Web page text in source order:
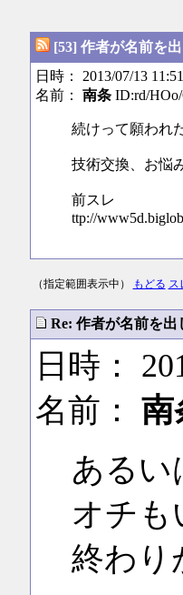
[53] 作者が名前を
日時： 2013/07/13 11:51
名前： 南条ID:rd/
続けって願われ
技術交換、お悩
前スレ
ttp://
（指定範囲表示中） もどる ス
Re: 作者が名前を
日時：
名前： 南
あるい
オチも
終わり